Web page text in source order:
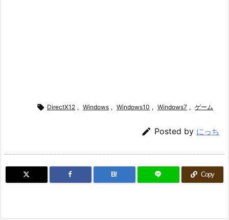
 DirectX12 , Windows , Windows10 , Windows7 , ゲーム
 Posted by にっち
B! Copy